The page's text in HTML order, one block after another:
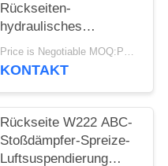
Rückseiten-
hydraulisches
Linksrechtsfederbein
für Infiniti QX56 QX80
Price is Negotiable MOQ:PC 1
KONTAKT
Rückseite W222 ABC-
Stoßdämpfer-Spreize-
Luftsuspendierung